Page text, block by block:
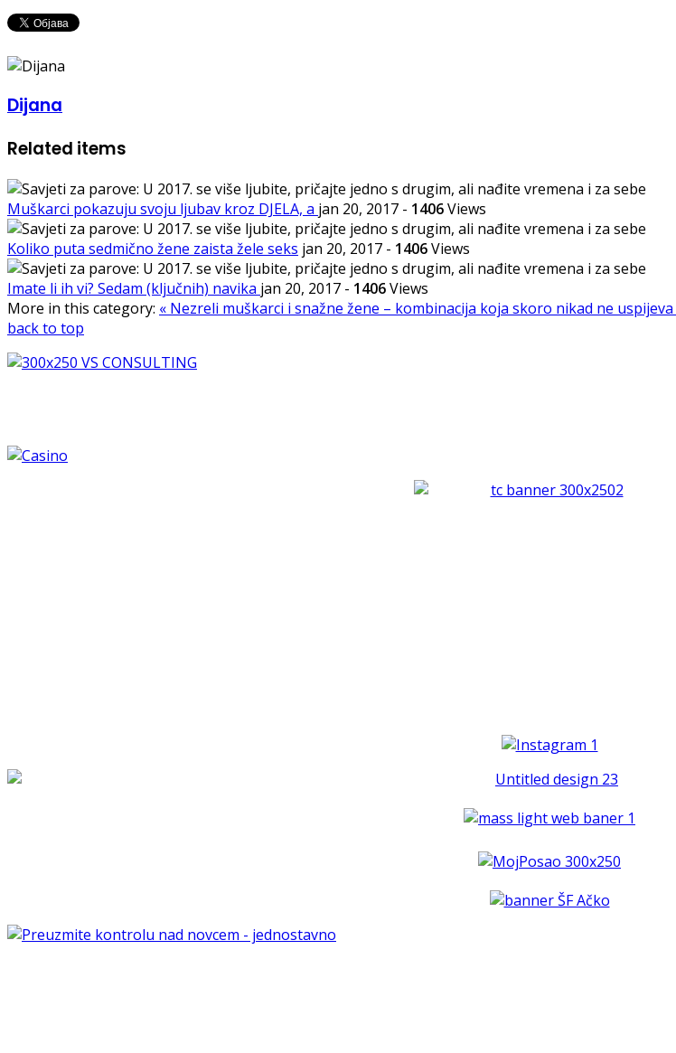
Dijana
Related items
Muškarci pokazuju svoju ljubav kroz DJELA, a jan 20, 2017 - 1406Views
Koliko puta sedmično žene zaista žele seks jan 20, 2017 - 1406Views
Imate li ih vi? Sedam (ključnih) navika jan 20, 2017 - 1406Views
More in this category: « Nezreli muškarci i snažne žene – kombinacija koja skoro nikad ne uspijeva
back to top